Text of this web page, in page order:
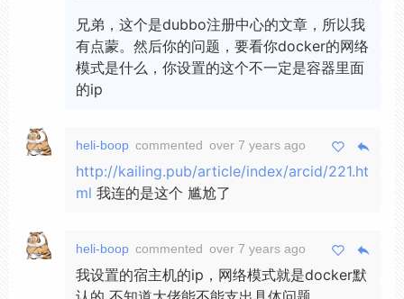
兄弟，这个是dubbo注册中心的文章，所以我
有点蒙。然后你的问题，要看你docker的网络
模式是什么，你设置的这个不一定是容器里面
的ip
heli-boop commented over 7 years ago
http://kailing.pub/article/index/arcid/221.ht
ml 我连的是这个 尴尬了
heli-boop commented over 7 years ago
我设置的宿主机的ip，网络模式就是docker默